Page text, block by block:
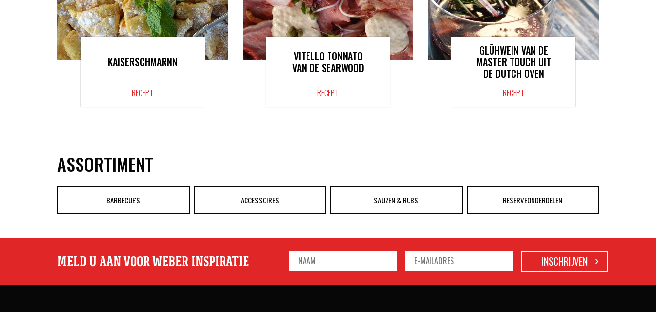
KAISERSCHMARNN
RECEPT
VITELLO TONNATO
VAN DE SEARWOOD
RECEPT
GLÜHWEIN VAN DE
MASTER TOUCH UIT
DE DUTCH OVEN
RECEPT
ASSORTIMENT
BARBECUE'S ACCESSOIRES SAUZEN & RUBS RESERVEONDERDELEN
MELD U AAN VOOR WEBER INSPIRATIE